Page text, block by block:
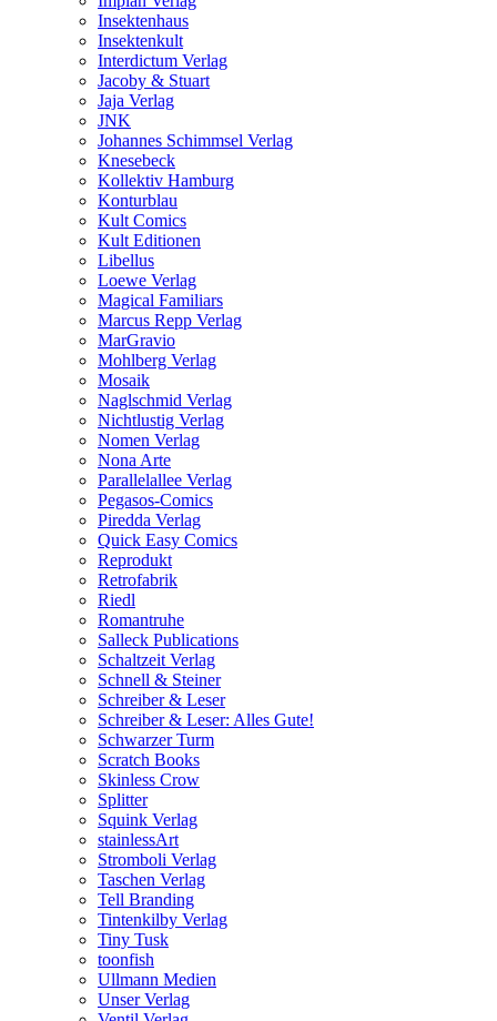
Insektenhaus
Insektenkult
Interdictum Verlag
Jacoby & Stuart
Jaja Verlag
JNK
Johannes Schimmsel Verlag
Knesebeck
Kollektiv Hamburg
Konturblau
Kult Comics
Kult Editionen
Libellus
Loewe Verlag
Magical Familiars
Marcus Repp Verlag
MarGravio
Mohlberg Verlag
Mosaik
Naglschmid Verlag
Nichtlustig Verlag
Nomen Verlag
Nona Arte
Parallelallee Verlag
Pegasos-Comics
Piredda Verlag
Quick Easy Comics
Reprodukt
Retrofabrik
Riedl
Romantruhe
Salleck Publications
Schaltzeit Verlag
Schnell & Steiner
Schreiber & Leser
Schreiber & Leser: Alles Gute!
Schwarzer Turm
Scratch Books
Skinless Crow
Splitter
Squink Verlag
stainlessArt
Stromboli Verlag
Taschen Verlag
Tell Branding
Tintenkilby Verlag
Tiny Tusk
toonfish
Ullmann Medien
Unser Verlag